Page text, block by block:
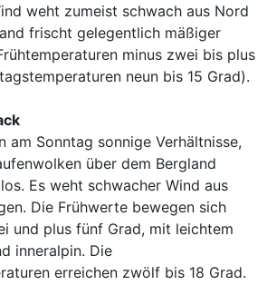
weht zumeist schwach aus Nord
frischt gelegentlich mäßiger
minus zwei bis plus
neun bis 15 Grad).
am Sonntag sonnige Verhältnisse,
über dem Bergland
Es weht schwacher Wind aus
Die Frühwerte bewegen sich
und plus fünf Grad, mit leichtem
inneralpin. Die
erreichen zwölf bis 18 Grad.